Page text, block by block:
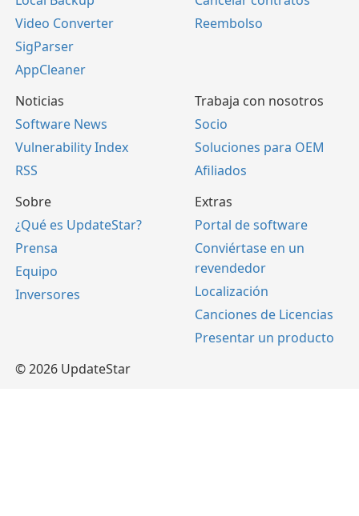
Video Converter
SigParser
AppCleaner
Reembolso
Noticias
Software News
Vulnerability Index
RSS
Trabaja con nosotros
Socio
Soluciones para OEM
Afiliados
Sobre
¿Qué es UpdateStar?
Prensa
Equipo
Inversores
Extras
Portal de software
Conviértase en un
revendedor
Localización
Canciones de Licencias
Presentar un producto
© 2026 UpdateStar